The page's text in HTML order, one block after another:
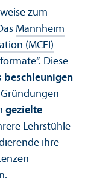
zum
Mannheim
(MCEI)
Diese
beschleunigen
gezielte
Lehr­stühle
ihre